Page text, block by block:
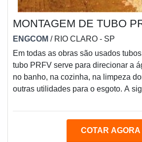
MONTAGEM DE TUBO
ENGCOM / RIO CLARO - SP
Em todas as obras são usados
tubo PRFV serve para direcionar a
no banho, na cozinha, na limpeza
outras utilidades para o esgoto. A
material composto pela
COTAR AGORA